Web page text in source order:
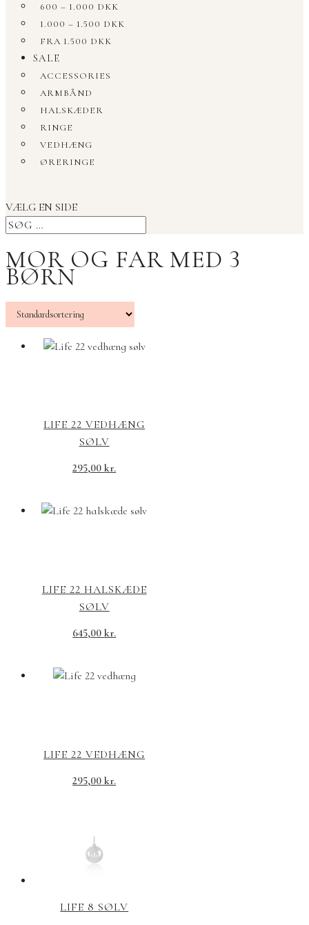
600 – 1.000 DKK
1.000 – 1.500 DKK
FRA 1.500 DKK
SALE
ACCESSORIES
ARMBÅND
HALSKÆDER
RINGE
VEDHÆNG
ØRERINGE
VÆLG EN SIDE
MOR OG FAR MED 3
BØRN
LIFE 22 VEDHÆNG
SØLV
295,00kr.
LIFE 22 HALSKÆDE
SØLV
645,00kr.
LIFE 22 VEDHÆNG
295,00kr.
LIFE 8 SØLV